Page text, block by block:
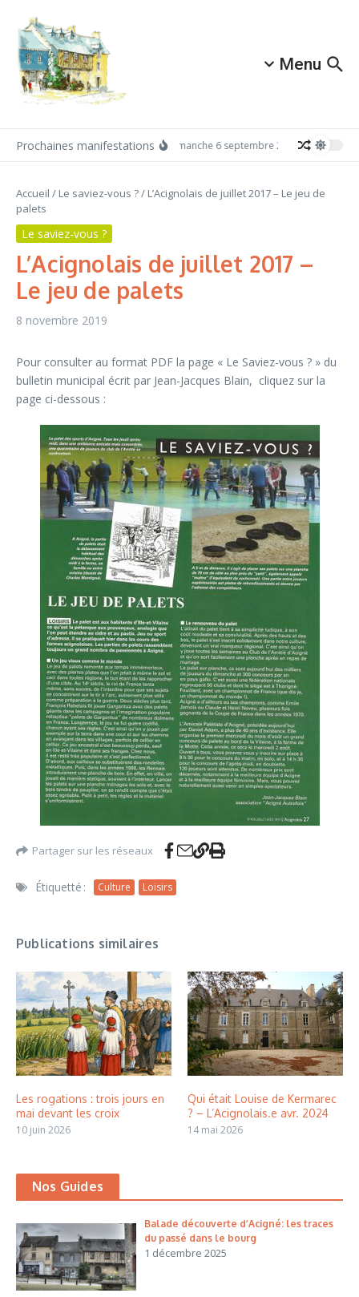
Menu
Prochaines manifestations Dimanche 6 septembre 2026:
Accueil / Le saviez-vous ?/ L’Acignolais de juillet 2017 – Le jeu de
palets
Le saviez-vous ?
L’Acignolais de juillet 2017 –
Le jeu de palets
8 novembre 2019
Pour consulter au format PDF la page « Le Saviez-vous ? » du
bulletin municipal écrit par Jean-Jacques Blain, cliquez sur la
page ci-dessous :
Partager sur les réseaux
Étiquetté : Culture Loisirs
Publications similaires
Les rogations : trois jours en
mai devant les croix
10 juin 2026
Qui était Louise de Kermarec
? – L’Acignolais.e avr. 2024
14 mai 2026
Nos Guides
Balade découverte d’Acigné: les traces
du passé dans le bourg
1 décembre 2025